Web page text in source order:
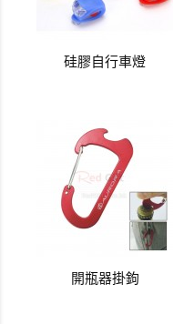
硅膠自行車燈
開瓶器掛鉤